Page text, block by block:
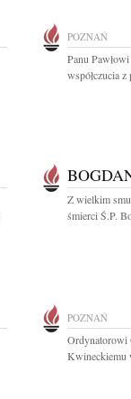
POZNAŃ
Panu
współczucia
Z wielkim
śmierci Ś.P.
POZNAŃ
Ordynatorowi
Kwineckiemu